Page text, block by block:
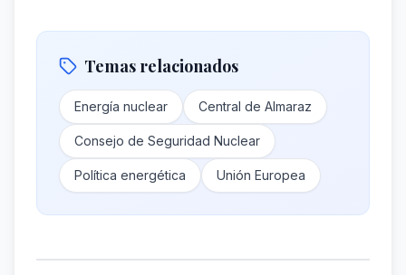
Temas relacionados
Energía nuclear Central de Almaraz
Consejo de Seguridad Nuclear
Política energética Unión Europea